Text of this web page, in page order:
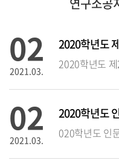
02
2021.03.
02
2021.03.